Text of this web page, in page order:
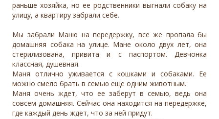
раньше хозяйка, но ее родственники выгнали собаку на
улицу, а квартиру забрали себе.
Мы забрали Маню на передержку, все же пропала бы
домашняя собака на улице. Мане около двух лет, она
стерилизована, привита и с паспортом. Девчонка
классная, душевная.
Маня отлично уживается с кошками и собаками. Ее
можно смело брать в семью еще одним животным.
Маня очень ждет, что ее заберут в семью, ведь она
совсем домашняя. Сейчас она находится на передержке,
где каждый день ждет, что за ней придут.